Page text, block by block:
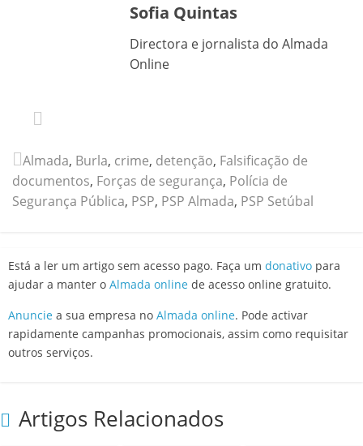
Sofia Quintas
Directora e jornalista do Almada
Online
Almada, Burla, crime, detenção, Falsificação de
documentos, Forças de segurança, Polícia de
Segurança Pública, PSP, PSP Almada, PSP Setúbal
Está a ler um artigo sem acesso pago. Faça um donativo para
ajudar a manter o Almada online de acesso online gratuito.
Anuncie a sua empresa no Almada online. Pode activar
rapidamente campanhas promocionais, assim como requisitar
outros serviços.
Artigos Relacionados